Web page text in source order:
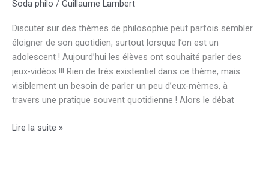
à
sa
personnalité
?
Soda philo / Guillaume Lambert
Discuter sur des thèmes de philosophie peut parfois sembler
éloigner de son quotidien, surtout lorsque l’on est un
adolescent ! Aujourd’hui les élèves ont souhaité parler des
jeux-vidéos !!! Rien de très existentiel dans ce thème, mais
visiblement un besoin de parler un peu d’eux-mêmes, à
travers une pratique souvent quotidienne ! Alors le débat
Jeux-
Lire la suite »